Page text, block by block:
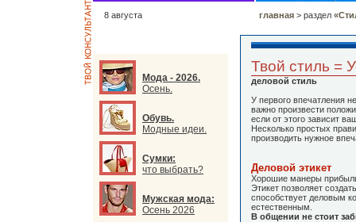
8 августа главная > раздел
Мода - 2026.
Осень.
Обувь.
Модные идеи.
Сумки:
что выбрать?
Мужская мода:
Осень 2026
Твой стиль =
деловой стиль
У первого впечатления
важно произвести
если от этого зависит
Несколько простых
производить нужное
Деловой этикет
Хорошие манеры
Этикет позволяет
способствует деловым
естественным.
В общении не стоит